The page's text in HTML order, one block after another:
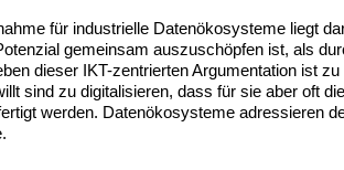
für industrielle Datenökosysteme liegt
gemeinsam auszuschöpfen ist, als
dieser IKT-zentrierten Argumentation ist
sind zu digitalisieren, dass für sie aber oft
werden. Datenökosysteme adressieren